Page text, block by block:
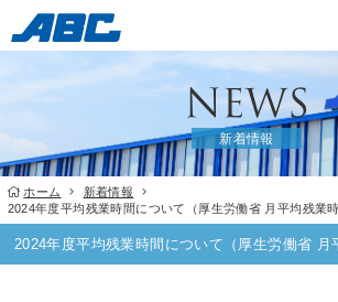
新着情報
ホーム
新着情報
2024年度平均残業時間について（厚生労働省 月平均残業時
2024年度平均残業時間について（厚生労働省 月